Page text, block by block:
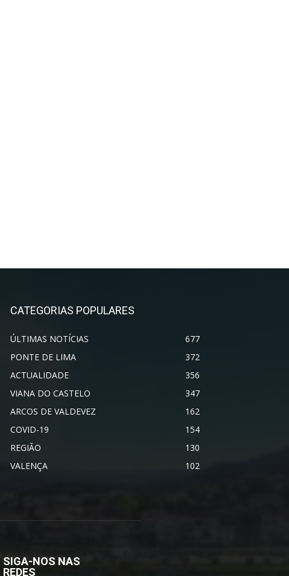
CATEGORIAS POPULARES
ÚLTIMAS NOTÍCIAS
677
PONTE DE LIMA
372
ACTUALIDADE
356
VIANA DO CASTELO
347
ARCOS DE VALDEVEZ
162
COVID-19
154
REGIÃO
130
VALENÇA
102
SIGA-NOS NAS
REDES